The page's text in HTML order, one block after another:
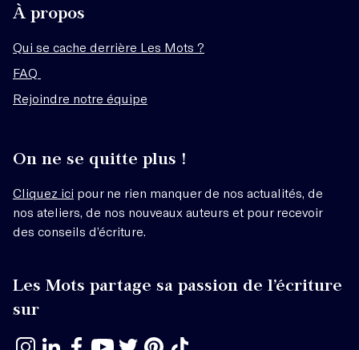
À propos
Qui se cache derrière Les Mots ?
FAQ
Rejoindre notre équipe
On ne se quitte plus !
Cliquez ici pour ne rien manquer de nos actualités, de
nos ateliers, de nos nouveaux auteurs et pour recevoir
des conseils d’écriture.
Les Mots partage sa passion de l’écriture
sur